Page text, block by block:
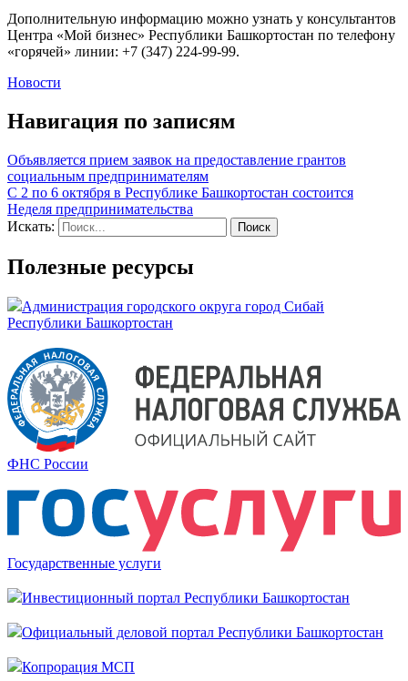
Дополнительную информацию можно узнать у консультантов
Центра «Мой бизнес» Республики Башкортостан по телефону
«горячей» линии: +7 (347) 224-99-99.
Новости
Навигация по записям
Объявляется прием заявок на предоставление грантов
социальным предпринимателям
С 2 по 6 октября в Республике Башкортостан состоится
Неделя предпринимательства
Искать:
Полезные ресурсы
Администрация городского округа город Сибай
Республики Башкортостан
ФНС России
Государственные услуги
Инвестиционный портал Республики Башкортостан
Официальный деловой портал Республики Башкортостан
Копрорация МСП